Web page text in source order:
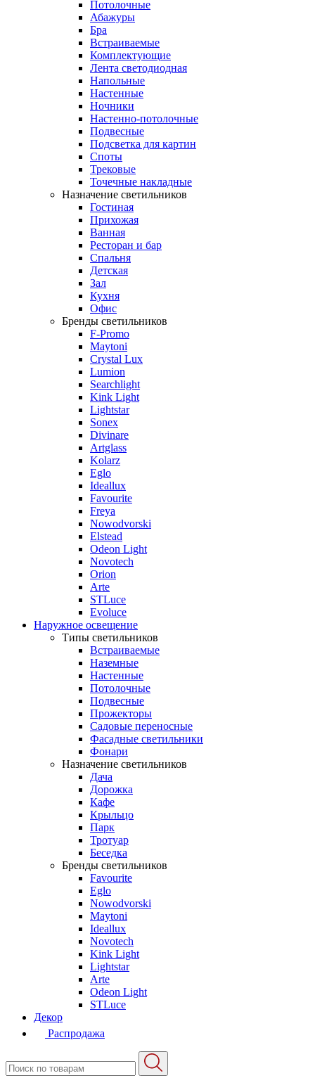
Потолочные
Абажуры
Бра
Встраиваемые
Комплектующие
Лента светодиодная
Напольные
Настенные
Ночники
Настенно-потолочные
Подвесные
Подсветка для картин
Споты
Трековые
Точечные накладные
Назначение светильников
Гостиная
Прихожая
Ванная
Ресторан и бар
Спальня
Детская
Зал
Кухня
Офис
Бренды светильников
F-Promo
Maytoni
Crystal Lux
Lumion
Searchlight
Kink Light
Lightstar
Sonex
Divinare
Artglass
Kolarz
Eglo
Ideallux
Favourite
Freya
Nowodvorski
Elstead
Odeon Light
Novotech
Orion
Arte
STLuce
Evoluce
Наружное освещение
Типы светильников
Встраиваемые
Наземные
Настенные
Потолочные
Подвесные
Прожекторы
Садовые переносные
Фасадные светильники
Фонари
Назначение светильников
Дача
Дорожка
Кафе
Крыльцо
Парк
Тротуар
Беседка
Бренды светильников
Favourite
Eglo
Nowodvorski
Maytoni
Ideallux
Novotech
Kink Light
Lightstar
Arte
Odeon Light
STLuce
Декор
Распродажа